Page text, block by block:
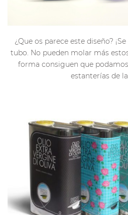
¿Que os parece este diseño?
tubo. No pueden molar más
forma consiguen que
estanterías de